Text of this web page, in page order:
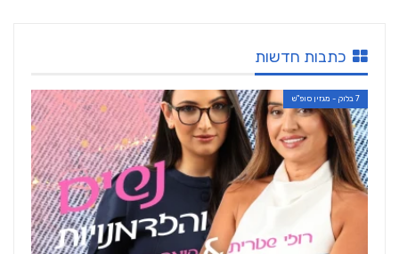
כתבות חדשות
7 בלוק - מגזין סופ"ש